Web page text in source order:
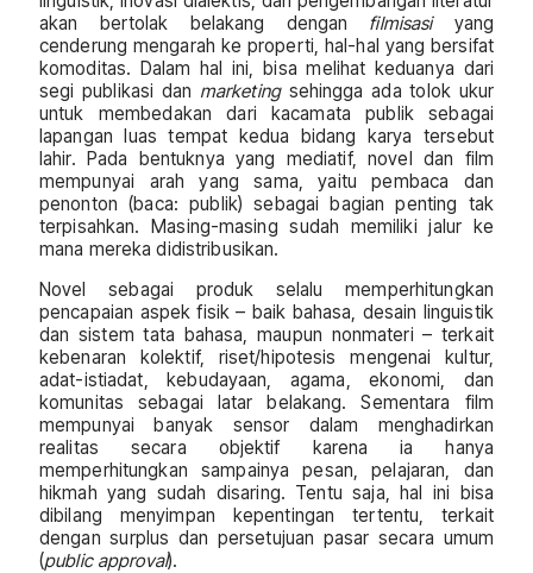
akan bertolak belakang dengan filmisasiyang
cenderung mengarah ke properti, hal-hal yang bersifat
komoditas. Dalam hal ini, bisa melihat keduanya dari
segi publikasi dan marketingsehingga ada tolok ukur
untuk membedakan dari kacamata publik sebagai
lapangan luas tempat kedua bidang karya tersebut
lahir. Pada bentuknya yang mediatif, novel dan film
mempunyai arah yang sama, yaitu pembaca dan
penonton (baca: publik) sebagai bagian penting tak
terpisahkan. Masing-masing sudah memiliki jalur ke
mana mereka didistribusikan.
Novel sebagai produk selalu memperhitungkan
pencapaian aspek fisik – baik bahasa, desain linguistik
dan sistem tata bahasa, maupun nonmateri – terkait
kebenaran kolektif, riset/hipotesis mengenai kultur,
adat-istiadat, kebudayaan, agama, ekonomi, dan
komunitas sebagai latar belakang. Sementara film
mempunyai banyak sensor dalam menghadirkan
realitas secara objektif karena ia hanya
memperhitungkan sampainya pesan, pelajaran, dan
hikmah yang sudah disaring. Tentu saja, hal ini bisa
dibilang menyimpan kepentingan tertentu, terkait
dengan surplus dan persetujuan pasar secara umum
(public approval).